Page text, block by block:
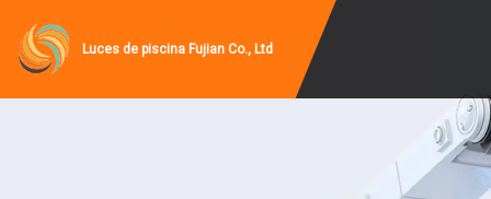
Luces de piscina Fujian Co., Ltd